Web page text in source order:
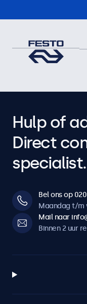
Hulp of
Direct
specialist.
Bel ons op
Maandag t/m
Mail naar
Binnen 2 uur